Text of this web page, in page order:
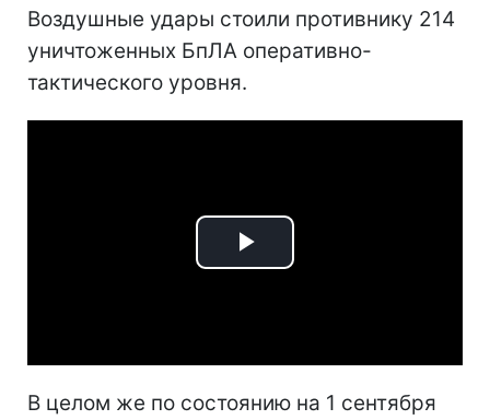
Воздушные удары стоили противнику 214
уничтоженных БпЛА оперативно-
тактического уровня.
Play
В целом же по состоянию на 1 сентября